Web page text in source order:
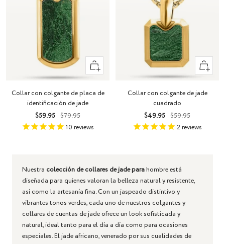
+
Añadir
Collar con colgante de placa de
identificación de jade
Precio
de
$59.95 Precio
normal
$79.95
10 reviews
+
Añadir
Collar con colgante de jade
cuadrado
Precio
de
$49.95 Precio
normal
$59.95
2reviews
Nuestra colección de collares de jade parahombreestá
diseñada para quienes valoran la belleza natural y resistente,
así como la artesanía fina. Con un jaspeado distintivo y
vibrantes tonos verdes, cada uno de nuestros colgantes y
collares de cuentas de jade ofrece un look sofisticada y
natural, ideal tanto para el día a día como para ocasiones
especiales. El jade africano, venerado por sus cualidades de